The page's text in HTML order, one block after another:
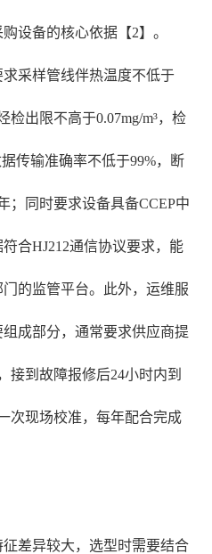
设备的核心依据【2】。
采样管线伴热温度不低于
出限不高于0.07mg/m³，检
传输准确率不低于99%，断
；同时要求设备具备CCEP中
合HJ212通信协议要求，能
的监管平台。此外，运维服
成部分，通常要求供应商提
接到故障报修后24小时内到
次现场校准，每年配合完成
差异较大，选型时需要结合